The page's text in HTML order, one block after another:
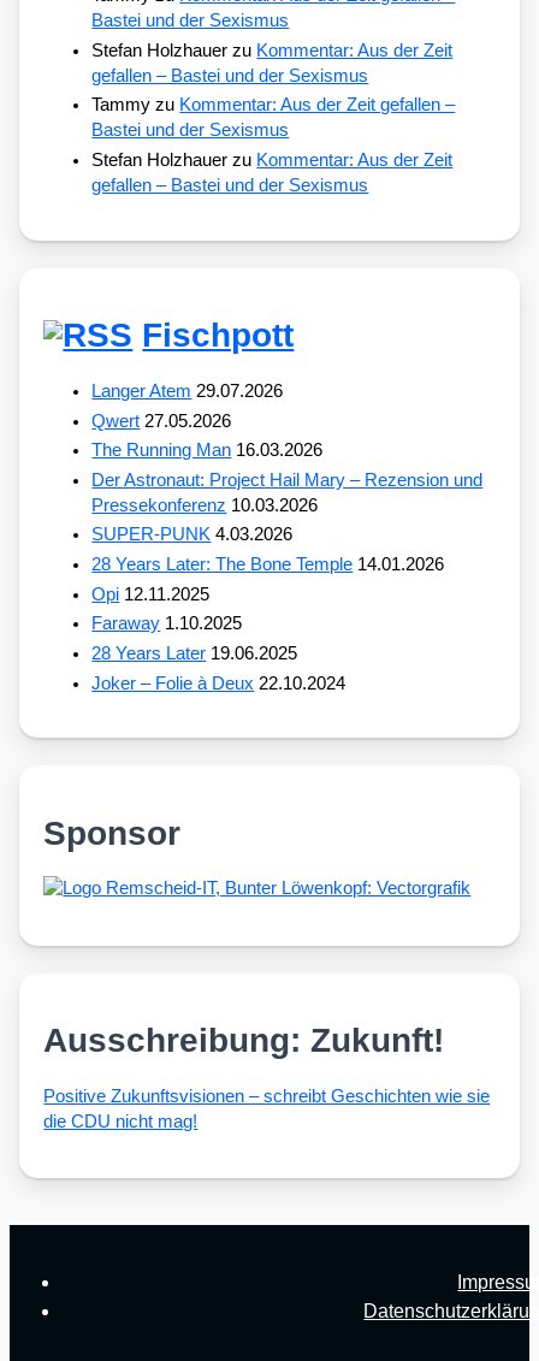
Bastei und der Sexismus
Stefan Holzhauer zu Kommentar: Aus der Zeit
gefallen – Bastei und der Sexismus
Tammy zu Kommentar: Aus der Zeit gefallen –
Bastei und der Sexismus
Stefan Holzhauer zu Kommentar: Aus der Zeit
gefallen – Bastei und der Sexismus
Fischpott
Langer Atem 29.07.2026
Qwert 27.05.2026
The Running Man 16.03.2026
Der Astronaut: Project Hail Mary – Rezension und
Pressekonferenz 10.03.2026
SUPER-PUNK 4.03.2026
28 Years Later: The Bone Temple 14.01.2026
Opi 12.11.2025
Faraway 1.10.2025
28 Years Later 19.06.2025
Joker – Folie à Deux 22.10.2024
Sponsor
Ausschreibung: Zukunft!
Posi­ti­ve Zukunfts­vi­sio­nen – schreibt Geschich­ten wie sie
die CDU nicht mag!